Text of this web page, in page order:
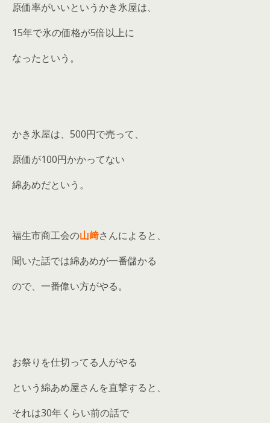
原価率がいいというかき氷屋は、
15年で氷の価格が5倍以上に
なったという。
かき氷屋は、500円で売って、
原価が100円かかってない
綿あめだという。
福生市商工会の山﨑さんによると、
聞いた話では綿あめが一番儲かる
ので、一番偉い方がやる。
お祭りを仕切ってる人がやる
という綿あめ屋さんを直撃すると、
それは30年くらい前の話で